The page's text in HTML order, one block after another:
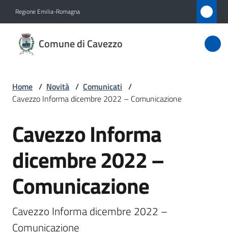
Regione Emilia-Romagna
Comune di Cavezzo
di
Novità
Servizi
Vivere
Cavezzo
Home / Novità / Comunicati /
Cavezzo Informa dicembre 2022 – Comunicazione
Salta al contenuto
Cavezzo Informa
dicembre 2022 –
Comunicazione
Cavezzo Informa dicembre 2022 –
Comunicazione